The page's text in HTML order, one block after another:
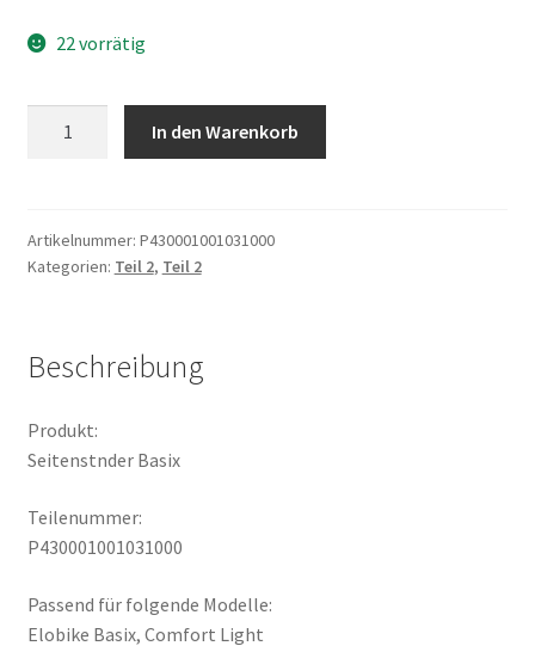
22 vorrätig
In den Warenkorb
Artikelnummer: P430001001031000
Kategorien: Teil 2, Teil 2
Beschreibung
Produkt:
Seitenstnder Basix
Teilenummer:
P430001001031000
Passend für folgende Modelle:
Elobike Basix, Comfort Light